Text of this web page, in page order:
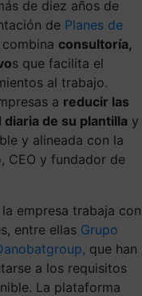
de diez años de
de Planes de
consultoría,
s que facilita el
al trabajo.
a reducir las
diaria de su plantilla y
y alineada con la
CEO y fundador de
empresa trabaja con
entre ellas Grupo
que han
a los requisitos
La plataforma